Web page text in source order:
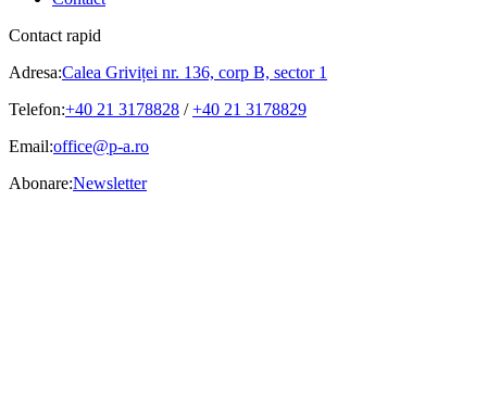
Contact rapid
Adresa:Calea Griviței nr. 136, corp B, sector 1
Telefon:+40 21 3178828 /+40 21 3178829
Email:office@p-a.ro
Abonare:Newsletter